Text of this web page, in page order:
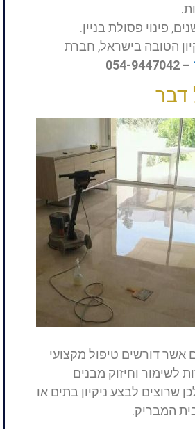
פינוי פסולת בניין.
הטובה בישראל, חברת
– 054-9447042
דבר
דורשים טיפול מקצועי
לשימור וחיזוק מבנים
שרוצים לבצע ניקיון בתים או
המבריק.